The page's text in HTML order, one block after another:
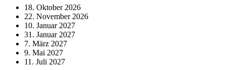
18. Oktober 2026
22. November 2026
10. Januar 2027
31. Januar 2027
7. März 2027
9. Mai 2027
11. Juli 2027